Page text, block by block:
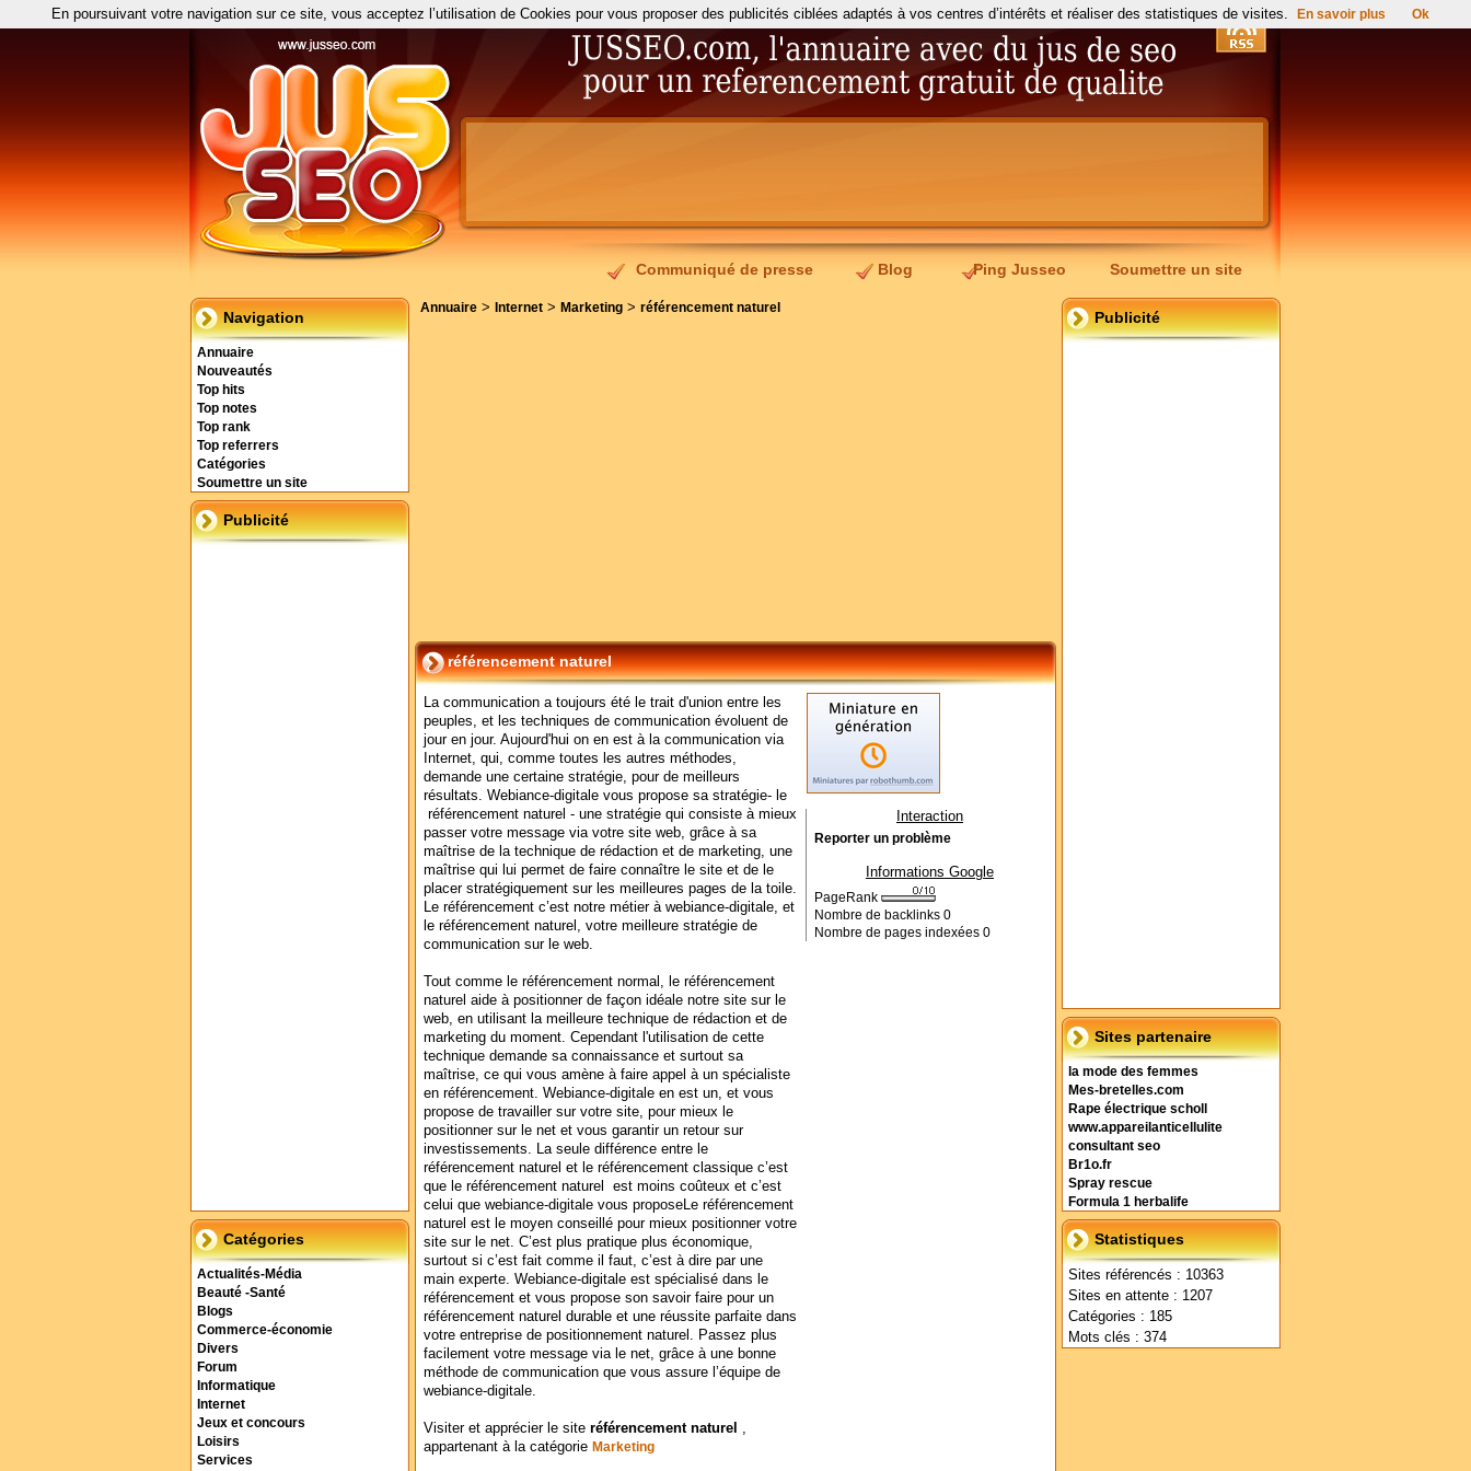
Communiqué de presse Blog Ping Jusseo Soumettre un site
Navigation
Annuaire
Nouveautés
Top hits
Top notes
Top rank
Top referrers
Catégories
Soumettre un site
Publicité
Catégories
Actualités-Média
Beauté -Santé
Blogs
Commerce-économie
Divers
Forum
Informatique
Internet
Jeux et concours
Loisirs
Services
Publicité
Sites partenaire
la mode des femmes
Mes-bretelles.com
Rape électrique scholl
www.appareilanticellulite
consultant seo
Br1o.fr
Spray rescue
Formula 1 herbalife
Statistiques
Sites référencés : 10363
Sites en attente : 1207
Catégories : 185
Mots clés : 374
Annuaire > Internet > Marketing > référencement naturel
référencement naturel
La communication a toujours été le trait d'union entre les
peuples, et les techniques de communication évoluent de
jour en jour. Aujourd'hui on en est à la communication via
Internet, qui, comme toutes les autres méthodes,
demande une certaine stratégie, pour de meilleurs
résultats. Webiance-digitale vous propose sa stratégie- le
référencement naturel - une stratégie qui consiste à mieux
passer votre message via votre site web, grâce à sa
maîtrise de la technique de rédaction et de marketing, une
maîtrise qui lui permet de faire connaître le site et de le
placer stratégiquement sur les meilleures pages de la toile.
Le référencement c’est notre métier à webiance-digitale, et
le référencement naturel, votre meilleure stratégie de
communication sur le web.
Tout comme le référencement normal, le référencement
naturel aide à positionner de façon idéale notre site sur le
web, en utilisant la meilleure technique de rédaction et de
marketing du moment. Cependant l'utilisation de cette
technique demande sa connaissance et surtout sa
maîtrise, ce qui vous amène à faire appel à un spécialiste
en référencement. Webiance-digitale en est un, et vous
propose de travailler sur votre site, pour mieux le
positionner sur le net et vous garantir un retour sur
investissements. La seule différence entre le
référencement naturel et le référencement classique c’est
que le référencement naturel est moins coûteux et c’est
celui que webiance-digitale vous proposeLe référencement
naturel est le moyen conseillé pour mieux positionner votre
site sur le net. C’est plus pratique plus économique,
surtout si c’est fait comme il faut, c’est à dire par une
main experte. Webiance-digitale est spécialisé dans le
référencement et vous propose son savoir faire pour un
référencement naturel durable et une réussite parfaite dans
votre entreprise de positionnement naturel. Passez plus
facilement votre message via le net, grâce à une bonne
méthode de communication que vous assure l’équipe de
webiance-digitale.
Visiter et apprécier le site référencement naturel ,
appartenant à la catégorie Marketing
Interaction
Reporter un problème
Informations Google
PageRank
Nombre de backlinks 0
Nombre de pages indexées 0
En poursuivant votre navigation sur ce site, vous acceptez l’utilisation de Cookies pour vous proposer des publicités ciblées adaptés à vos centres d’intérêts et réaliser des statistiques de visites. En savoir plus Ok